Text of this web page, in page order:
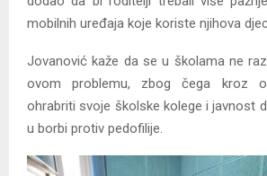
mobilnih uređaja koje koriste njihova
Jovanović kaže da se u školama ne
ovom problemu, zbog čega kroz
ohrabriti svoje školske kolege i javnost
u borbi protiv pedofilije.